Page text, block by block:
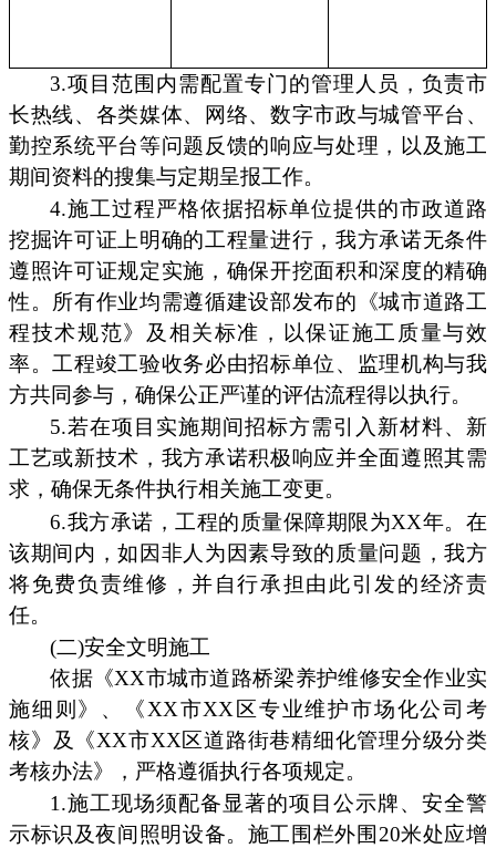
3.项目范围内需配置专门的管理人员，负责市
长热线、各类媒体、网络、数字市政与城管平台、
勤控系统平台等问题反馈的响应与处理，以及施工
期间资料的搜集与定期呈报工作。
4.施工过程严格依据招标单位提供的市政道路
挖掘许可证上明确的工程量进行，我方承诺无条件
遵照许可证规定实施，确保开挖面积和深度的精确
性。所有作业均需遵循建设部发布的《城市道路工
程技术规范》及相关标准，以保证施工质量与效
率。工程竣工验收务必由招标单位、监理机构与我
方共同参与，确保公正严谨的评估流程得以执行。
5.若在项目实施期间招标方需引入新材料、新
工艺或新技术，我方承诺积极响应并全面遵照其需
求，确保无条件执行相关施工变更。
6.我方承诺，工程的质量保障期限为XX年。在
该期间内，如因非人为因素导致的质量问题，我方
将免费负责维修，并自行承担由此引发的经济责
任。
(二)安全文明施工
依据《XX市城市道路桥梁养护维修安全作业实
施细则》、《XX市XX区专业维护市场化公司考
核》及《XX市XX区道路街巷精细化管理分级分类
考核办法》，严格遵循执行各项规定。
1.施工现场须配备显著的项目公示牌、安全警
示标识及夜间照明设备。施工围栏外围20米处应增